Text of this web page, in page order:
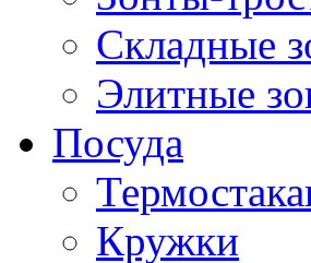
Складные
Элитные
Посуда
Кружки